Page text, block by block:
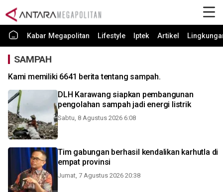
Kabar Megapolitan Lifestyle Iptek Artikel
SAMPAH
Kami memiliki 6641 berita tentang sampah.
DLH Karawang siapkan pembangunan
pengolahan sampah jadi energi listrik
Sabtu, 8 Agustus 2026 6:08
Tim gabungan berhasil kendalikan karhutla di
empat provinsi
Jumat, 7 Agustus 2026 20:38